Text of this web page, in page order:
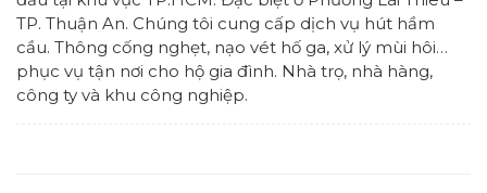
TP. Thuận An. Chúng tôi cung cấp dịch vụ hút hầm
cầu. Thông cống nghẹt, nạo vét hố ga, xử lý mùi hôi…
phục vụ tận nơi cho hộ gia đình. Nhà trọ, nhà hàng,
công ty và khu công nghiệp.